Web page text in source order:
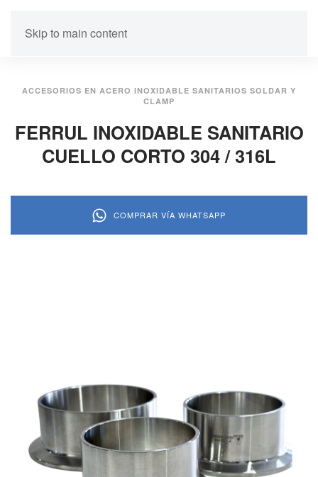
Skip to main content
ACCESORIOS EN ACERO INOXIDABLE SANITARIOS SOLDAR Y
CLAMP
FERRUL INOXIDABLE SANITARIO
CUELLO CORTO 304 / 316L
COMPRAR VÍA WHATSAPP